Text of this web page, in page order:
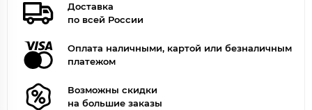
Доставка
по всей России
Оплата наличными, картой или безналичным
платежом
Возможны скидки
на большие заказы